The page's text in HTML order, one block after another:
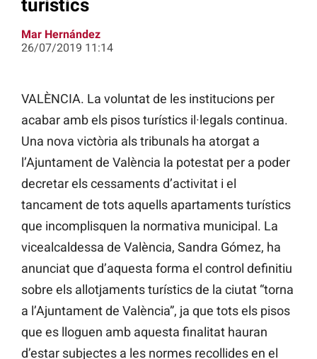
turístics
Mar Hernández
26/07/2019 11:14
VALÈNCIA. La voluntat de les institucions per
acabar amb els pisos turístics il·legals continua.
Una nova victòria als tribunals ha atorgat a
l’Ajuntament de València la potestat per a poder
decretar els cessaments d’activitat i el
tancament de tots aquells apartaments turístics
que incomplisquen la normativa municipal. La
vicealcaldessa de València, Sandra Gómez, ha
anunciat que d’aquesta forma el control definitiu
sobre els allotjaments turístics de la ciutat “torna
a l’Ajuntament de València”, ja que tots els pisos
que es lloguen amb aquesta finalitat hauran
d’estar subjectes a les normes recollides en el